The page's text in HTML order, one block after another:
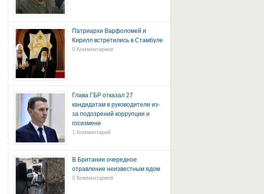
Патриархи Варфоломей и
Кирилл встретились в Стамбуле
0 Комментариев
Глава ГБР отказал 27
кандидатам в руководители из-
за подозрений коррупции и
госизмене
1 Комментарий
В Британии очередное
отравление неизвестным ядом
0 Комментариев